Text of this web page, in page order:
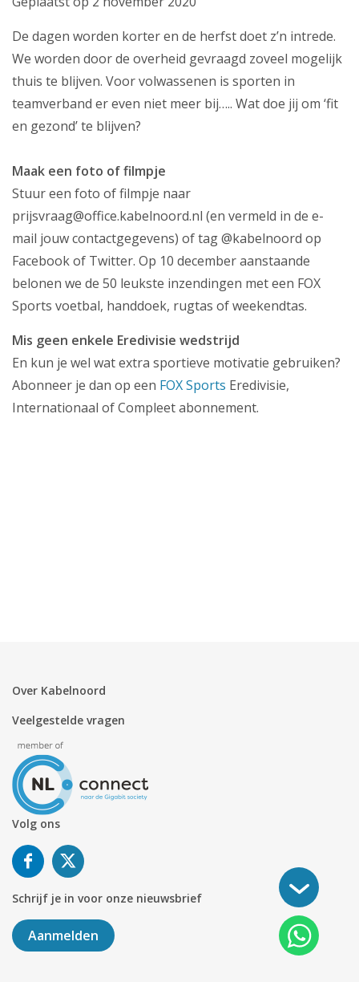
Zakelijk
Mijn webmail
De dagen worden korter en de herfst doet z’n intrede.
We worden door de overheid gevraagd zoveel mogelijk
thuis te blijven. Voor volwassenen is sporten in
teamverband er even niet meer bij….. Wat doe jij om ‘fit
en gezond’ te blijven?
Maak een foto of filmpje
Stuur een foto of filmpje naar
prijsvraag@office.kabelnoord.nl (en vermeld in de e-
mail jouw contactgegevens) of tag @kabelnoord op
Facebook of Twitter. Op 10 december aanstaande
belonen we de 50 leukste inzendingen met een FOX
Sports voetbal, handdoek, rugtas of weekendtas.
Mis geen enkele Eredivisie wedstrijd
En kun je wel wat extra sportieve motivatie gebruiken?
Abonneer je dan op een FOX Sports Eredivisie,
Internationaal of Compleet abonnement.
Over Kabelnoord
Veelgestelde vragen
Volg ons
Schrijf je in voor onze nieuwsbrief
Aanmelden